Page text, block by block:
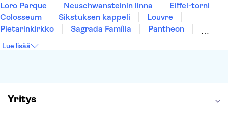
Loro Parque Neuschwansteinin linna
Eiffel-torni
Colosseum
Sikstuksen kappeli
Louvre
Pietarinkirkko
Sagrada Família
Pantheon
Keukenhof
Lue lisää
Yritys